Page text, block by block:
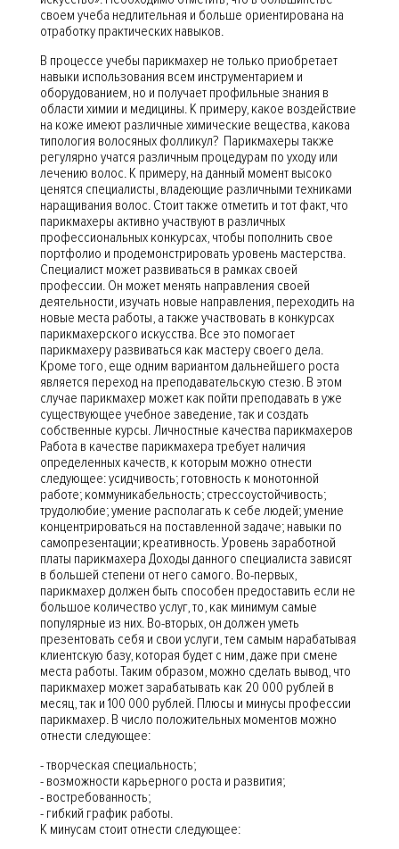
своем учеба недлительная и больше ориентирована на
отработку практических навыков.
В процессе учебы парикмахер не только приобретает
навыки использования всем инструментарием и
оборудованием, но и получает профильные знания в
области химии и медицины. К примеру, какое воздействие
на коже имеют различные химические вещества, какова
типология волосяных фолликул? Парикмахеры также
регулярно учатся различным процедурам по уходу или
лечению волос. К примеру, на данный момент высоко
ценятся специалисты, владеющие различными техниками
наращивания волос. Стоит также отметить и тот факт, что
парикмахеры активно участвуют в различных
профессиональных конкурсах, чтобы пополнить свое
портфолио и продемонстрировать уровень мастерства.
Специалист может развиваться в рамках своей
профессии. Он может менять направления своей
деятельности, изучать новые направления, переходить на
новые места работы, а также участвовать в конкурсах
парикмахерского искусства. Все это помогает
парикмахеру развиваться как мастеру своего дела.
Кроме того, еще одним вариантом дальнейшего роста
является переход на преподавательскую стезю. В этом
случае парикмахер может как пойти преподавать в уже
существующее учебное заведение, так и создать
собственные курсы. Личностные качества парикмахеров
Работа в качестве парикмахера требует наличия
определенных качеств, к которым можно отнести
следующее: усидчивость; готовность к монотонной
работе; коммуникабельность; стрессоустойчивость;
трудолюбие; умение располагать к себе людей; умение
концентрироваться на поставленной задаче; навыки по
самопрезентации; креативность. Уровень заработной
платы парикмахера Доходы данного специалиста зависят
в большей степени от него самого. Во-первых,
парикмахер должен быть способен предоставить если не
большое количество услуг, то, как минимум самые
популярные из них. Во-вторых, он должен уметь
презентовать себя и свои услуги, тем самым нарабатывая
клиентскую базу, которая будет с ним, даже при смене
места работы. Таким образом, можно сделать вывод, что
парикмахер может зарабатывать как 20 000 рублей в
месяц, так и 100 000 рублей. Плюсы и минусы профессии
парикмахер. В число положительных моментов можно
отнести следующее:
- творческая специальность;
- возможности карьерного роста и развития;
- востребованность;
- гибкий график работы.
К минусам стоит отнести следующее: